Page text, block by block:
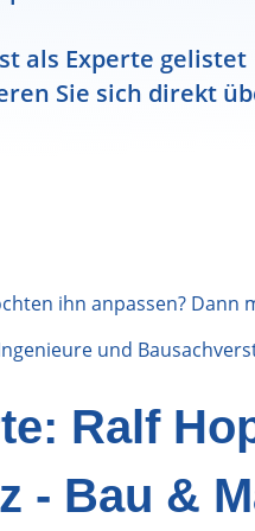
als Experte gelistet
Sie sich direkt
ihn anpassen? Dann
und
Ralf
- Bau &